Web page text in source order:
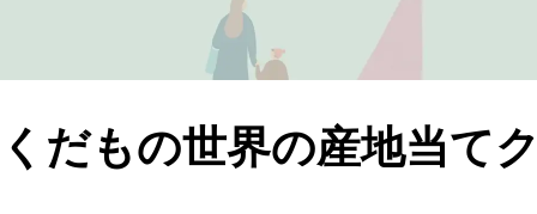
くだもの世界の産地当て